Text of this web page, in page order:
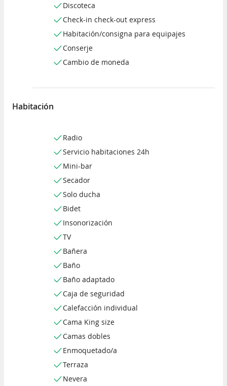
Discoteca
Check-in check-out express
Habitación/consigna para equipajes
Conserje
Cambio de moneda
Habitación
Radio
Servicio habitaciones 24h
Mini-bar
Secador
Solo ducha
Bidet
Insonorización
TV
Bañera
Baño
Baño adaptado
Caja de seguridad
Calefacción individual
Cama King size
Camas dobles
Enmoquetado/a
Terraza
Nevera